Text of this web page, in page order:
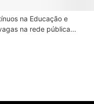
na Educação e
na rede pública...